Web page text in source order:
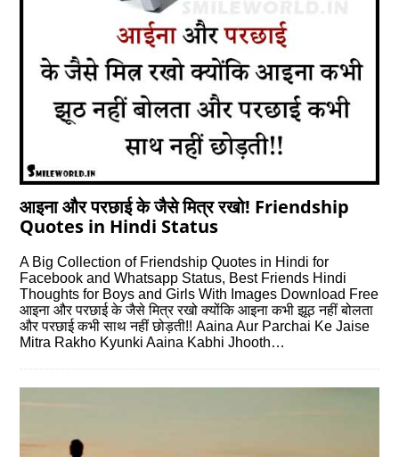
आइना और परछाई के जैसे मित्र रखो! Friendship
Quotes in Hindi Status
A Big Collection of Friendship Quotes in Hindi for
Facebook and Whatsapp Status, Best Friends Hindi
Thoughts for Boys and Girls With Images Download Free
आइना और परछाई के जैसे मित्र रखो क्योंकि आइना कभी झूठ नहीं बोलता
और परछाई कभी साथ नहीं छोड़ती!! Aaina Aur Parchai Ke Jaise
Mitra Rakho Kyunki Aaina Kabhi Jhooth…